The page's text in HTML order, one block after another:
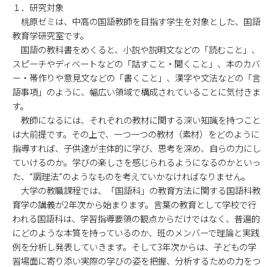
１．研究対象
桃原ゼミは、中高の国語教師を目指す学生を対象とした、国語
教育学研究室です。
国語の教科書をめくると、小説や説明文などの「読むこと」、
スピーチやディベートなどの「話すこと・聞くこと」、本のカバ
ー・帯作りや意見文などの「書くこと」、漢字や文法などの「言
語事項」のように、幅広い領域で構成されていることに気付きま
す。
教師になるには、それぞれの教材に関する深い知識を持つこと
は大前提です。その上で、一つ一つの教材（素材）をどのように
指導すれば、子供達が主体的に学び、思考を深め、自らの力にし
ていけるのか。学びの楽しさを感じられるようになるのかといっ
た、“調理法”のようなものを考えていかなければなりません。
大学の教職課程では、「国語科」の教育方法に関する国語科教
育学の講義が2年次から始まります。言葉の教育として学校で行
われる国語科は、学習指導要領の観点からだけではなく、普遍的
にどのような本質を持っているのか、班のメンバーで理論と実践
例を分析し発表していきます。そして3年次からは、子どもの学
習場面に寄り添い実際の学びの姿を把握、分析するための力をつ